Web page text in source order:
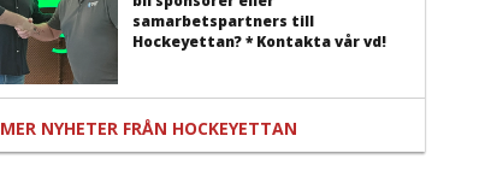
samarbetspartners till
Hockeyettan? * Kontakta vår vd!
MER NYHETER FRÅN HOCKEYETTAN